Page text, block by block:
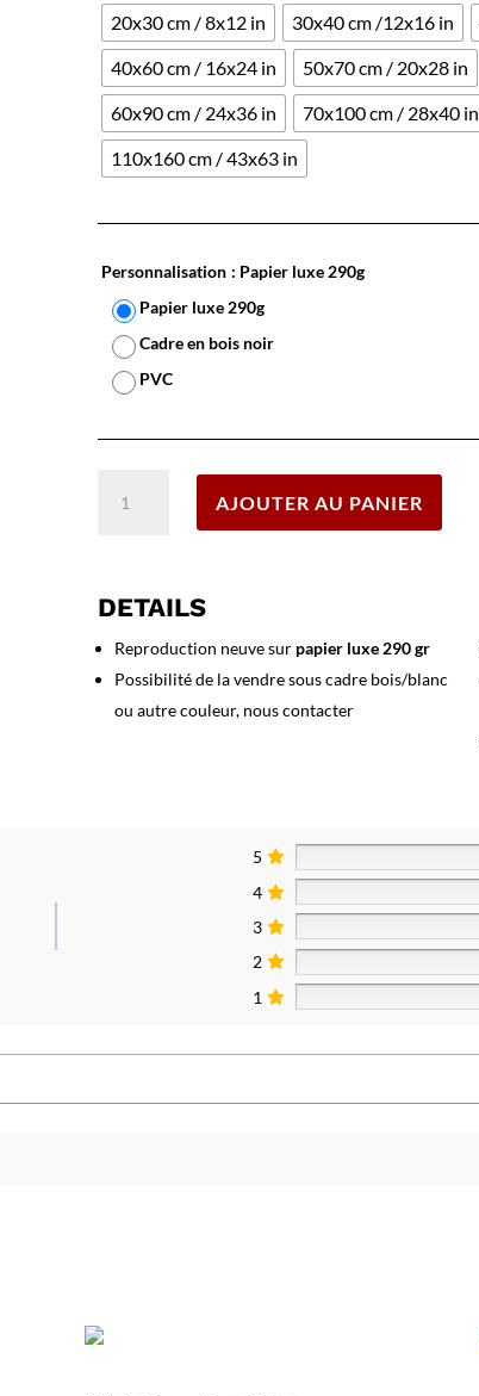
20x30 cm / 8x12 in 30x40 cm /12x16 in
40x60 cm / 16x24 in
50x70 cm / 20x28 in
60x90 cm / 24x36 in
70x100 cm / 28x40 in
110x160 cm / 43x63 in
Personnalisation : Papier luxe 290g
Papier luxe 290g
Cadre en bois noir
PVC
Favori
AJOUTER AU PANIER
DETAILS
Reproduction neuve sur papier luxe 290 gr
Possibilité de la vendre sous cadre bois/blanc
ou autre couleur, nous contacter
5
4
3
2
1